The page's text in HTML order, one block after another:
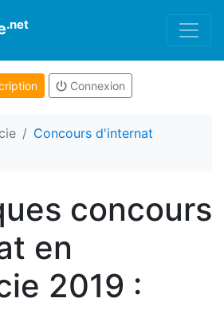
.net
Connexion
Concours d'internat
concours
en
2019 :